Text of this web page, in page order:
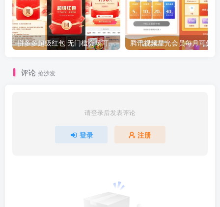
拼多多超级红包 无门槛会场可用 天天可领 最高88.88元
评论 抢沙发
请登录后发表评论
登录 注册